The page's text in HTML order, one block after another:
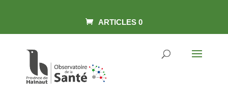
ARTICLES 0